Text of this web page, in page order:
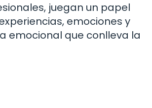
juegan un papel
emociones y
emocional que conlleva la